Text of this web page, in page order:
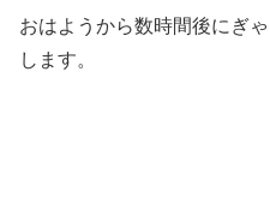
おはようから数時間後にぎ
します。